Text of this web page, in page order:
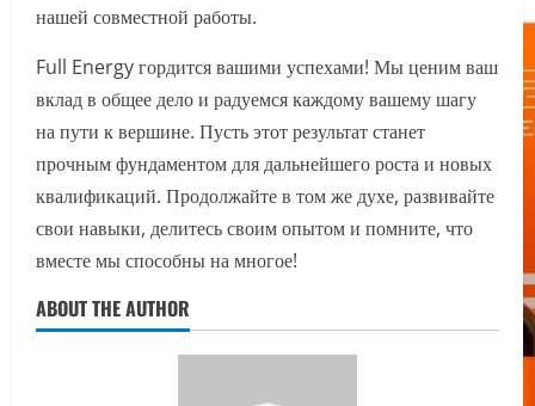
нашей совместной работы.
Full Energy гордится вашими успехами! Мы ценим ваш
вклад в общее дело и радуемся каждому вашему шагу
на пути к вершине. Пусть этот результат станет
прочным фундаментом для дальнейшего роста и новых
квалификаций. Продолжайте в том же духе, развивайте
свои навыки, делитесь своим опытом и помните, что
вместе мы способны на многое!
ABOUT THE AUTHOR